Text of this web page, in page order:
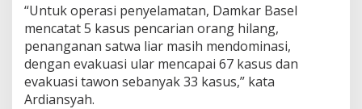
“Untuk operasi penyelamatan, Damkar Basel
mencatat 5 kasus pencarian orang hilang,
penanganan satwa liar masih mendominasi,
dengan evakuasi ular mencapai 67 kasus dan
evakuasi tawon sebanyak 33 kasus,” kata
Ardiansyah.